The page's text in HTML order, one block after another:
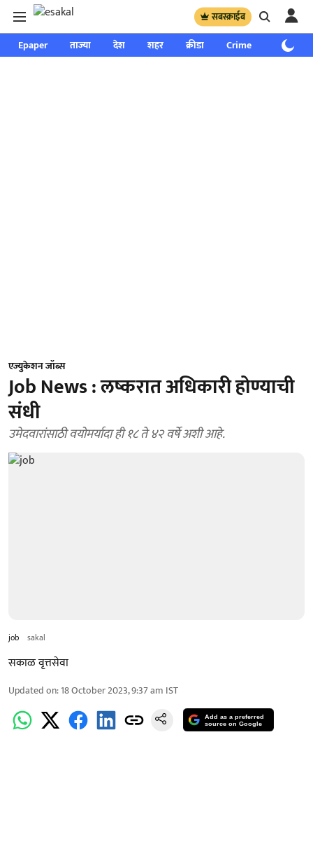
सबस्क्राईब
Epaper ताज्या देश शहर क्रीडा Crime साप्ताहिक
एज्युकेशन जॉब्स
Job News : लष्करात अधिकारी होण्याची
संधी
उमेदवारांसाठी वयोमर्यादा ही १८ ते ४२ वर्षे अशी आहे.
job sakal
सकाळ वृत्तसेवा
Updated on:18 October 2023, 9:37 am IST
Add as a preferred
source on Google